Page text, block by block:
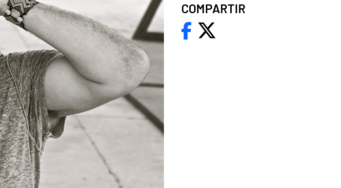
COMPARTIR